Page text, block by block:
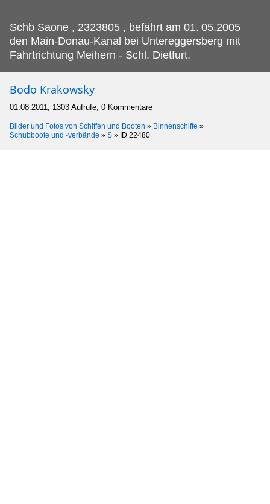
Schb Saone , 2323805 , befährt am 01. 05.2005
den Main-Donau-Kanal bei Untereggersberg mit
Fahrtrichtung Meihern - Schl. Dietfurt.
Bodo Krakowsky
01.08.2011, 1303 Aufrufe, 0 Kommentare
Bilder und Fotos von Schiffen und Booten » Binnenschiffe »
Schubboote und -verbände » S » ID 22480